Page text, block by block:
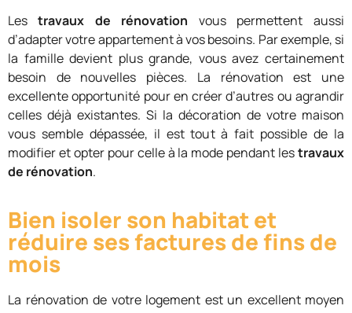
Les travaux de rénovation vous permettent aussi
d’adapter votre appartement à vos besoins. Par exemple, si
la famille devient plus grande, vous avez certainement
besoin de nouvelles pièces. La rénovation est une
excellente opportunité pour en créer d’autres ou agrandir
celles déjà existantes. Si la décoration de votre maison
vous semble dépassée, il est tout à fait possible de la
modifier et opter pour celle à la mode pendant lestravaux
de rénovation.
Bien isoler son habitat et
réduire ses factures de fins de
mois
La rénovation de votre logement est un excellent moyen